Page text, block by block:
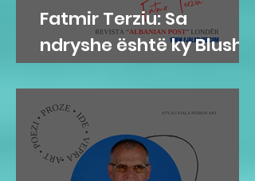
Fatmir Terziu: Sa
ndryshe është ky Blushi
nga Blushi